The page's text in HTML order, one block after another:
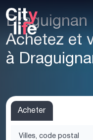
Draguignan
Achetez et
à
Acheter